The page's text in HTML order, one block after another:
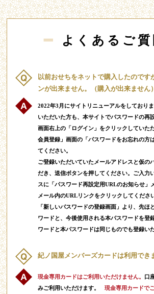
よくあるご質
以前おせちをネットで購入したのです
ンが出来ません。（購入が出来ません）
2022年3月にサイトリニューアルをしており
いただいた方も、本サイトでパスワードの再
画面右上の「ログイン」をクリックしていた
会員登録」画面の「パスワードをお忘れの方
てください。
ご登録いただいていたメールアドレスと仮の
だき、送信ボタンを押してください。ご入力
スに「パスワード再設定用URLのお知らせ」
メール内のURLリンクをクリックしてください
「新しいパスワードの登録画面」より、先ほ
ワードと、今後使用される本パスワードを登
ワードと本パスワードは同じものでも登録い
紀ノ国屋メンバーズカードは利用でき
現金専用カードはご利用いただけません。
口
みご利用いただけます。
現金専用カードで